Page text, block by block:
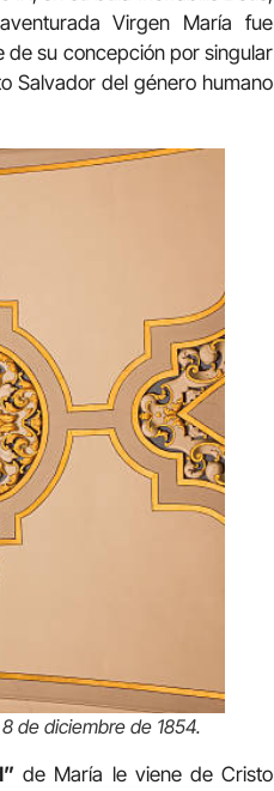
Virgen María fue
de su concepción por singular
Salvador del género humano
de diciembre de 1854.
de María le viene de Cristo